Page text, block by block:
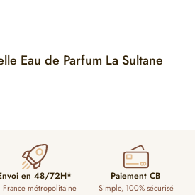
Eau de Parfum La Sultane
en 48/72H*
France métropolitaine
Paiement CB
Simple, 100% sécurisé